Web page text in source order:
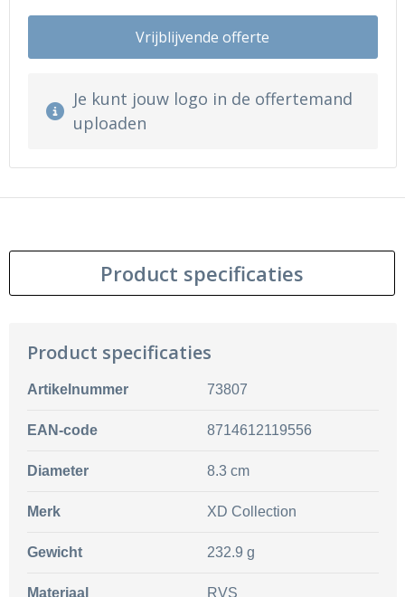
Vrijblijvende offerte
Je kunt jouw logo in de offertemand
uploaden
Product specificaties
Product specificaties
Artikelnummer 73807
EAN-code 8714612119556
Diameter 8.3 cm
Merk XD Collection
Gewicht 232.9 g
Materiaal RVS